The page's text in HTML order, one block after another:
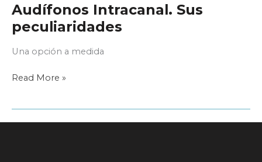
candidatos
retroauriculares
Audífonos Intracanal. Sus
peculiaridades
Una opción a medida
Audífonos
Read More »